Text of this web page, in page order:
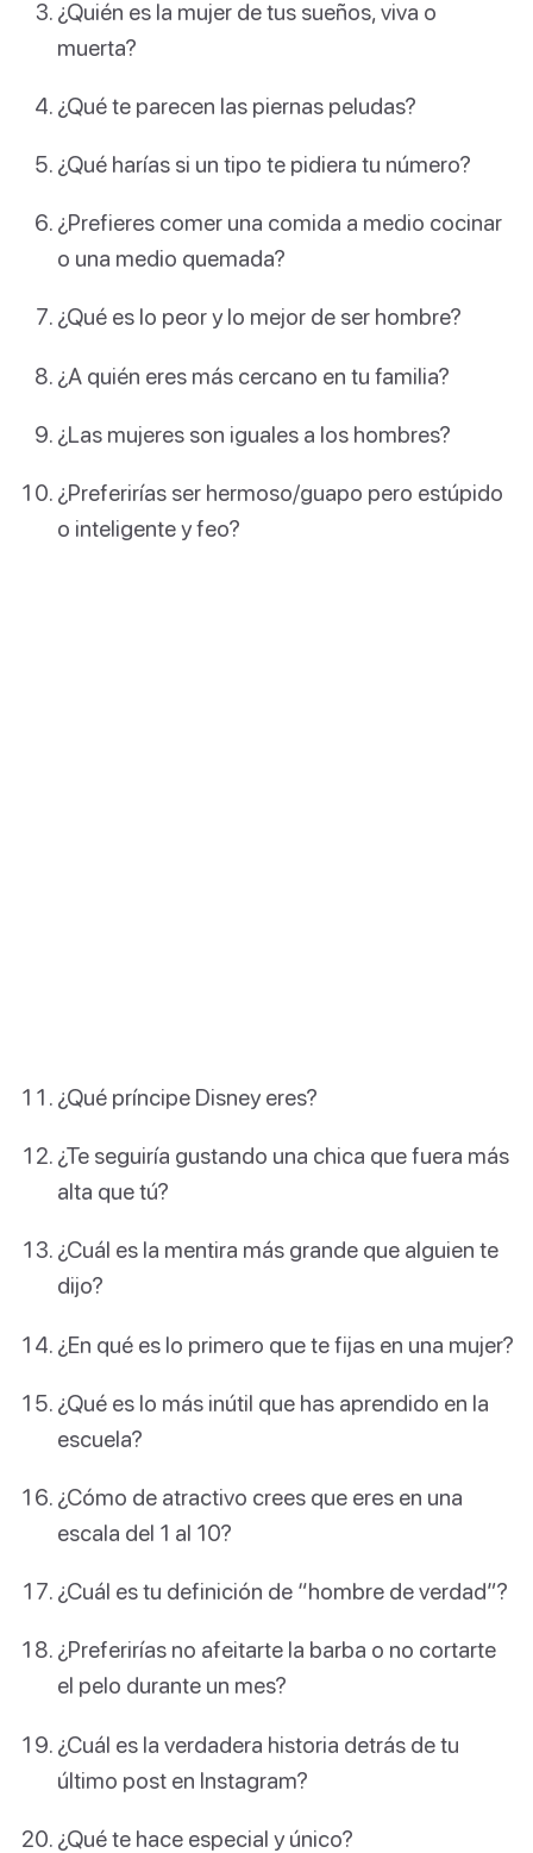
¿Quién es la mujer de tus sueños, viva o
muerta?
¿Qué te parecen las piernas peludas?
¿Qué harías si un tipo te pidiera tu número?
¿Prefieres comer una comida a medio cocinar
o una medio quemada?
¿Qué es lo peor y lo mejor de ser hombre?
¿A quién eres más cercano en tu familia?
¿Las mujeres son iguales a los hombres?
¿Preferirías ser hermoso/guapo pero estúpido
o inteligente y feo?
¿Qué príncipe Disney eres?
¿Te seguiría gustando una chica que fuera más
alta que tú?
¿Cuál es la mentira más grande que alguien te
dijo?
¿En qué es lo primero que te fijas en una mujer?
¿Qué es lo más inútil que has aprendido en la
escuela?
¿Cómo de atractivo crees que eres en una
escala del 1 al 10?
¿Cuál es tu definición de “hombre de verdad”?
¿Preferirías no afeitarte la barba o no cortarte
el pelo durante un mes?
¿Cuál es la verdadera historia detrás de tu
último post en Instagram?
¿Qué te hace especial y único?